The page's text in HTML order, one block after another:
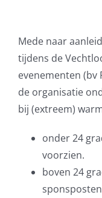
Mede naar
tijdens de
evenementen (bv
de organisatie
bij (extreem)
onder 24
voorzien.
boven 24